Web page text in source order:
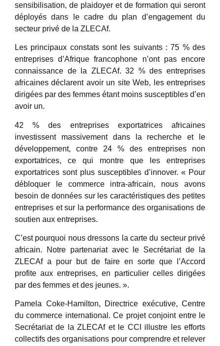
sensibilisation, de plaidoyer et de formation qui seront
déployés dans le cadre du plan d’engagement du
secteur privé de la ZLECAf.
Les principaux constats sont les suivants : 75 % des
entreprises d’Afrique francophone n’ont pas encore
connaissance de la ZLECAf. 32 % des entreprises
africaines déclarent avoir un site Web, les entreprises
dirigées par des femmes étant moins susceptibles d’en
avoir un.
42 % des entreprises exportatrices africaines
investissent massivement dans la recherche et le
développement, contre 24 % des entreprises non
exportatrices, ce qui montre que les entreprises
exportatrices sont plus susceptibles d’innover. « Pour
débloquer le commerce intra-africain, nous avons
besoin de données sur les caractéristiques des petites
entreprises et sur la performance des organisations de
soutien aux entreprises.
C’est pourquoi nous dressons la carte du secteur privé
africain. Notre partenariat avec le Secrétariat de la
ZLECAf a pour but de faire en sorte que l’Accord
profite aux entreprises, en particulier celles dirigées
par des femmes et des jeunes. ».
Pamela Coke-Hamilton, Directrice exécutive, Centre
du commerce international. Ce projet conjoint entre le
Secrétariat de la ZLECAf et le CCI illustre les efforts
collectifs des organisations pour comprendre et relever